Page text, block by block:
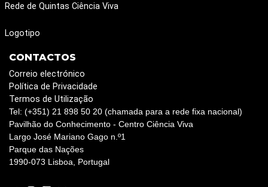
Rede de Quintas Ciência Viva
Logotipo
CONTACTOS
Correio electrónico
Política de Privacidade
Termos de Utilização
Tel: (+351) 21 898 50 20 (chamada para a rede fixa nacional)
Pavilhão do Conhecimento - Centro Ciência Viva
Largo José Mariano Gago n.º1
Parque das Nações
1990-073 Lisboa, Portugal